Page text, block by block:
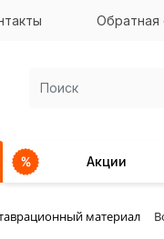
Обратная
Акции
материал